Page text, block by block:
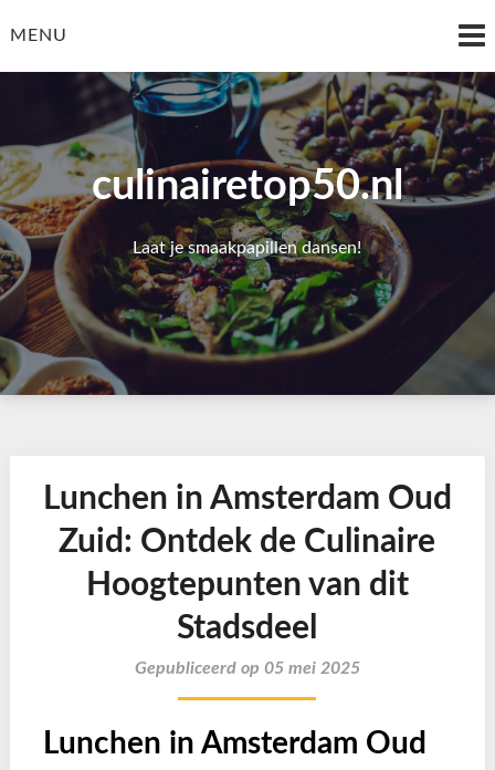
toMENU
culinairetop50.nl
Laat je smaakpapillen dansen!
Lunchen in Amsterdam Oud
Zuid: Ontdek de Culinaire
Hoogtepunten van dit
Stadsdeel
Gepubliceerd op 05 mei 2025
Lunchen in Amsterdam Oud